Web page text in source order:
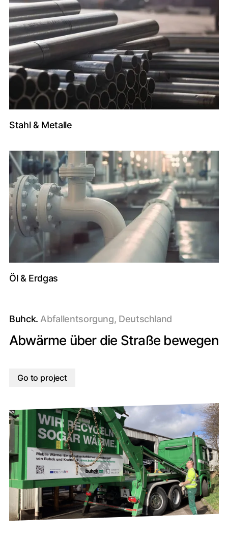
Stahl & Metalle
Öl & Erdgas
Buhck. Abfallentsorgung, Deutschland
Abwärme über die Straße bewegen
Go to project